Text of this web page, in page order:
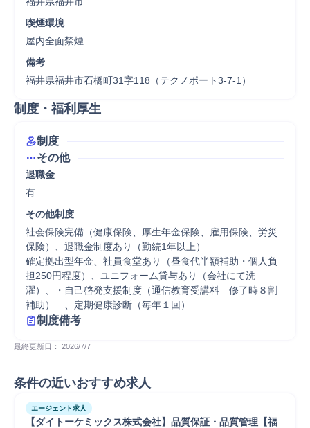
喫煙環境
屋内全面禁煙
備考
福井県福井市石橋町31字118（テクノポート3-7-1）
制度・福利厚生
制度
その他
退職金
有
その他制度
社会保険完備（健康保険、厚生年金保険、雇用保険、労災
保険）、退職金制度あり（勤続1年以上）
確定拠出型年金、社員食堂あり（昼食代半額補助・個人負
担250円程度）、ユニフォーム貸与あり（会社にて洗
濯）、・自己啓発支援制度（通信教育受講料　修了時８割
補助）　、定期健康診断（毎年１回）
制度備考
最終更新日： 2026/7/7
条件の近いおすすめ求人
エージェント求人
【ダイトーケミックス株式会社】品質保証・品質管理【福